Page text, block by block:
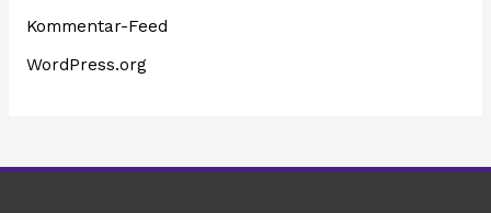
Kommentar-Feed
WordPress.org